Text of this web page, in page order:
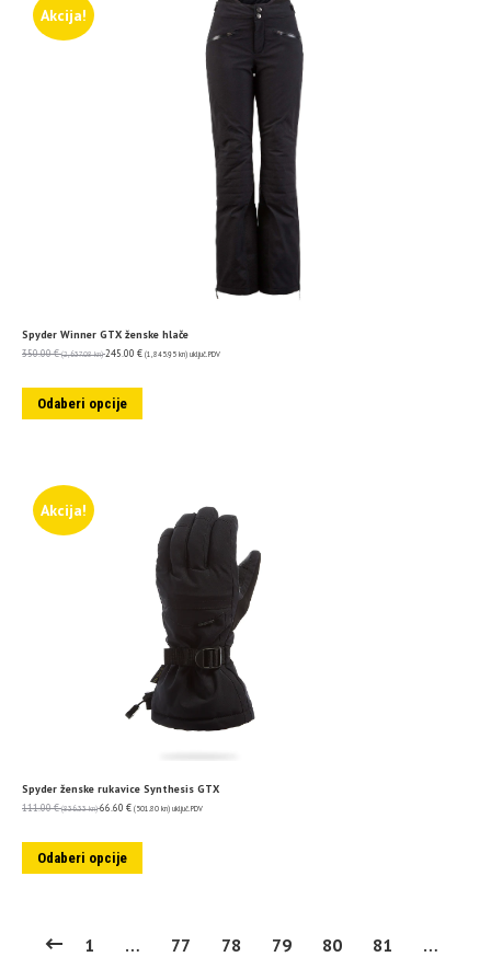
Akcija!
Spyder Winner GTX ženske hlače
350.00€ (2,637.08 kn) 245.00 € (1,845.95 kn) uključ. PDV
Odaberi opcije
Akcija!
Spyder ženske rukavice Synthesis GTX
111.00€ (836.33 kn) 66.60 € (501.80 kn) uključ. PDV
Odaberi opcije
1 … 77 78 79 80 81
…